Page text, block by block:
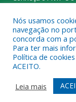
Todos os direitos
Mapa do Site
Acessar Webmail
Nós usamos
navegação no
concorda com a
Para ter mais
Política de
ACEITO.
Leia mais